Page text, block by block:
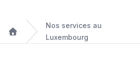
Nos services au
Luxembourg